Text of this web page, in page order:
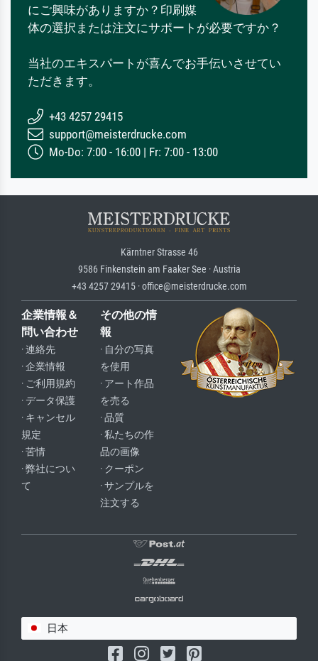
にご興味がありますか？印刷媒
体の選択または注文にサポートが必要ですか？
当社のエキスパートが喜んでお手伝いさせてい
ただきます。
+43 4257 29415
support@meisterdrucke.com
Mo-Do: 7:00 - 16:00 | Fr: 7:00 - 13:00
Kärntner Strasse 46
9586 Finkenstein am Faaker See · Austria
+43 4257 29415 · office@meisterdrucke.com
企業情報＆
問い合わせ
· 連絡先
· 企業情報
· ご利用規約
· データ保護
· キャンセル
規定
· 苦情
· 弊社につい
て
その他の情
報
· 自分の写真
を使用
· アート作品
を売る
· 品質
· 私たちの作
品の画像
· クーポン
· サンプルを
注文する
日本